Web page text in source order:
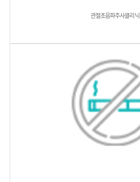
관절초음파주사클리닉